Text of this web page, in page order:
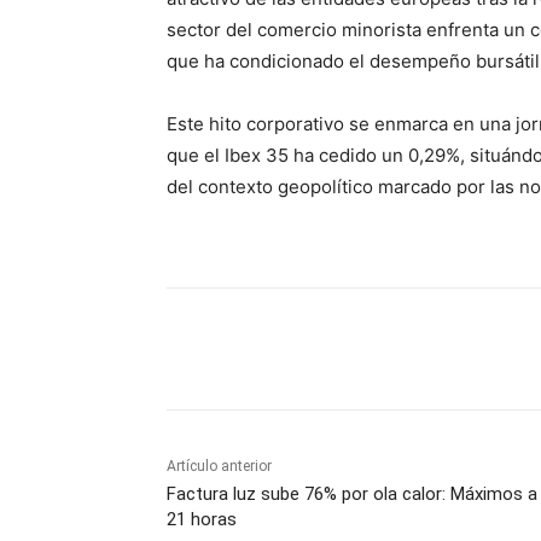
sector del comercio minorista enfrenta un
que ha condicionado el desempeño
Este hito corporativo se enmarca en una
que el Ibex 35 ha cedido un 0,29%,
del contexto geopolítico marcado por las
Artículo anterior
Factura luz sube 76% por ola calor: Máximos
21 horas